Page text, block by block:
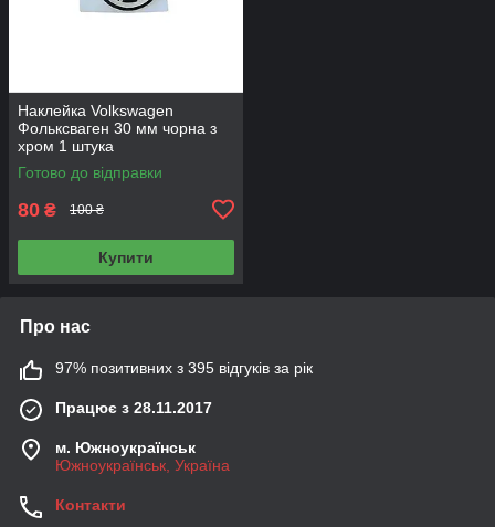
Наклейка Volkswagen
Фольксваген 30 мм чорна з
хром 1 штука
Готово до відправки
80 ₴ 100 ₴
Купити
Про нас
97% позитивних з 395 відгуків за рік
Працює з 28.11.2017
м. Южноукраїнськ
Южноукраїнськ, Україна
Контакти